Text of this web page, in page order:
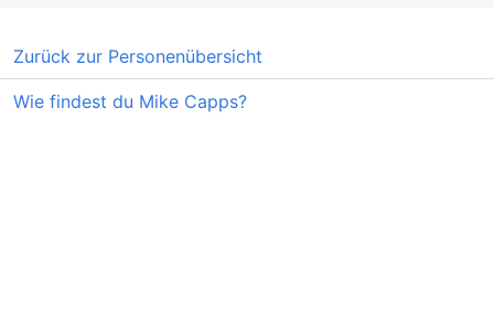
Zurück zur Personenübersicht
Wie findest du Mike Capps?